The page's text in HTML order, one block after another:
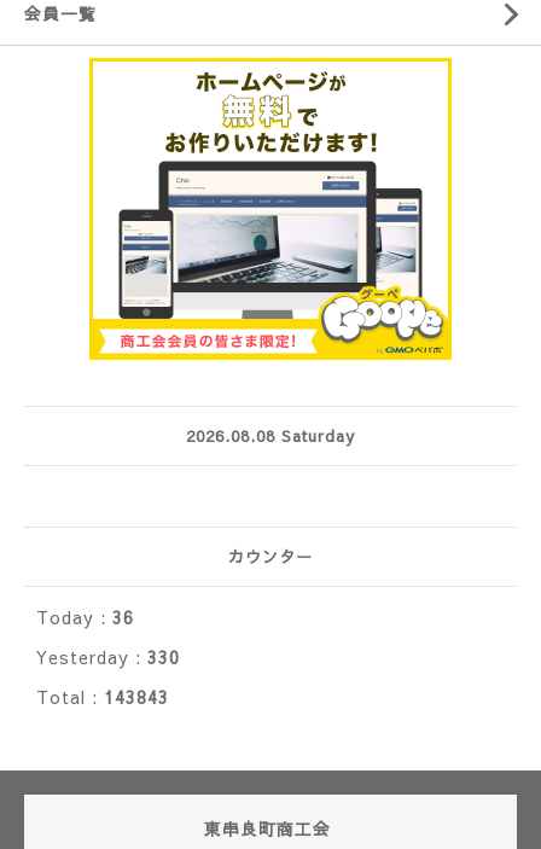
会員一覧
2026.08.08 Saturday
カウンター
Today : 36
Yesterday : 330
Total : 143843
東串良町商工会